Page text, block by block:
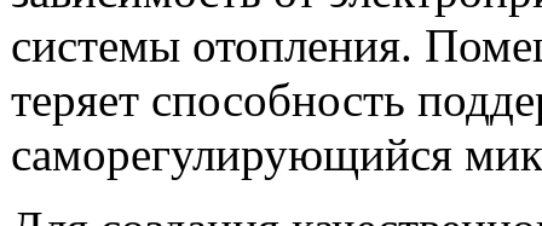
системы отопления.
теряет способность
саморегулирующийся